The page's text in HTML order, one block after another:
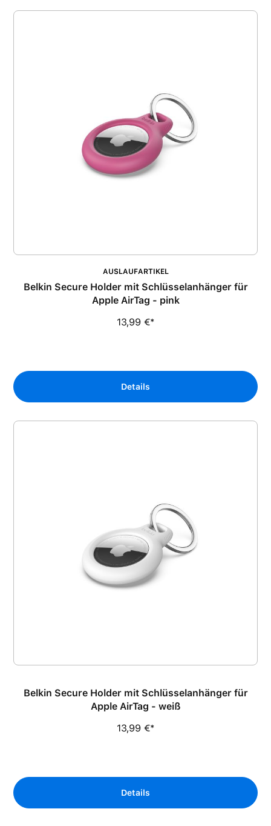
AUSLAUFARTIKEL
Belkin Secure Holder mit Schlüsselanhänger für
Apple AirTag - pink
13,99 €*
Details
Belkin Secure Holder mit Schlüsselanhänger für
Apple AirTag - weiß
13,99 €*
Details